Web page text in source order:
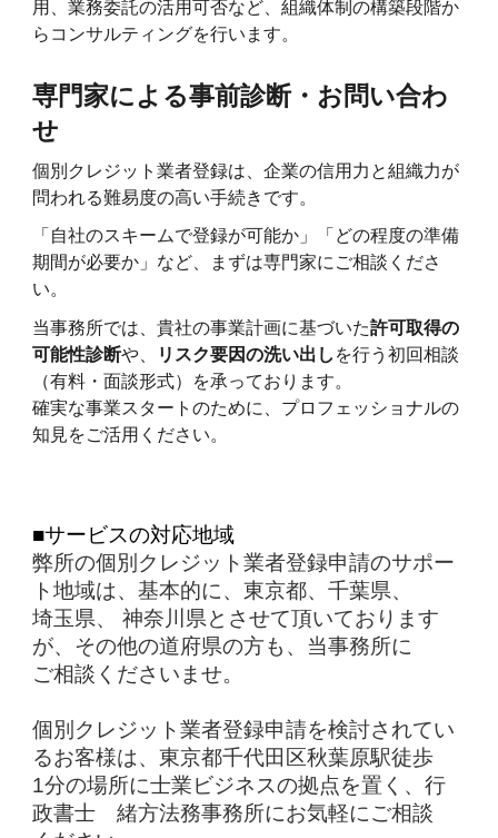
用、業務委託の活用可否など、組織体制の構築段階か
らコンサルティングを行います。
専門家による事前診断・お問い合わ
せ
個別クレジット業者登録は、企業の信用力と組織力が
問われる難易度の高い手続きです。
「自社のスキームで登録が可能か」「どの程度の準備
期間が必要か」など、まずは専門家にご相談くださ
い。
当事務所では、貴社の事業計画に基づいた許可取得の
可能性診断や、 リスク要因の洗い出し を行う初回相談
（有料・面談形式）を承っております。
確実な事業スタートのために、プロフェッショナルの
知見をご活用ください。
■サービスの対応地域
弊所の個別クレジット業者登録申請のサポー
ト地域は、基本的に、東京都、千葉県、
埼玉県、 神奈川県とさせて頂いております
が、その他の道府県の方も、当事務所に
ご相談くださいませ。
個別クレジット業者登録申請を検討されてい
るお客様は、東京都千代田区秋葉原駅徒歩
1分の場所に士業ビジネスの拠点を置く、行
政書士 緒方法務事務所にお気軽にご相談